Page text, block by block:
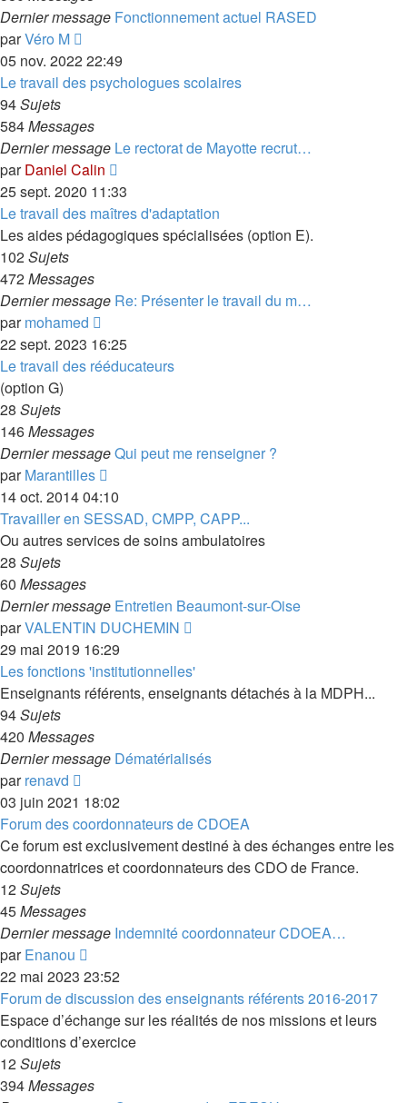
Dernier message Fonctionnement actuel RASED
parVéro M
le
dernier
05 nov. 2022 22:49
Le travail des psychologues scolaires
94Sujets
584Messages
Dernier message Le rectorat de Mayotte recrut…
parDaniel Calin
le
dernier
message
25 sept. 2020 11:33
Le travail des maîtres d'adaptation
Les aides pédagogiques spécialisées (option E).
102Sujets
472Messages
Dernier message Re: Présenter le travail du m…
parmohamed
le
dernier
22 sept. 2023 16:25
Le travail des rééducateurs
(option G)
28 Sujets
146Messages
Dernier messageQui peut me renseigner ?
parMarantilles
le
dernier
message
14 oct. 2014 04:10
Travailler en SESSAD, CMPP, CAPP...
Ou autres services de soins ambulatoires
28 Sujets
60 Messages
Dernier message Entretien Beaumont-sur-Oise
parVALENTIN DUCHEMIN
dernier
message
29 mai 2019 16:29
Les fonctions 'institutionnelles'
Enseignants référents, enseignants détachés à la MDPH...
94Sujets
420 Messages
Dernier message Dématérialisés
parrenavd
le
dernier
message
03 juin 2021 18:02
Forum des coordonnateurs de CDOEA
Ce forum est exclusivement destiné à des échanges entre les
coordonnatrices et coordonnateurs des CDO de France.
12Sujets
45Messages
Dernier message Indemnité coordonnateur CDOEA…
parEnanou
le
dernier
message
22 mai 2023 23:52
Forum de discussion des enseignants référents 2016-2017
Espace d’échange sur les réalités de nos missions et leurs
conditions d’exercice
12Sujets
394Messages